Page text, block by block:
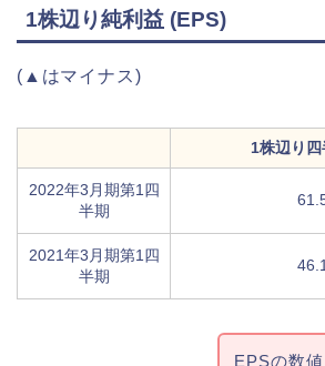
1株辺り純利益 (EPS)
(▲はマイナス)
1株辺り
2022年3月期第1四
半期
2021年3月期第1四
半期
EPSの数